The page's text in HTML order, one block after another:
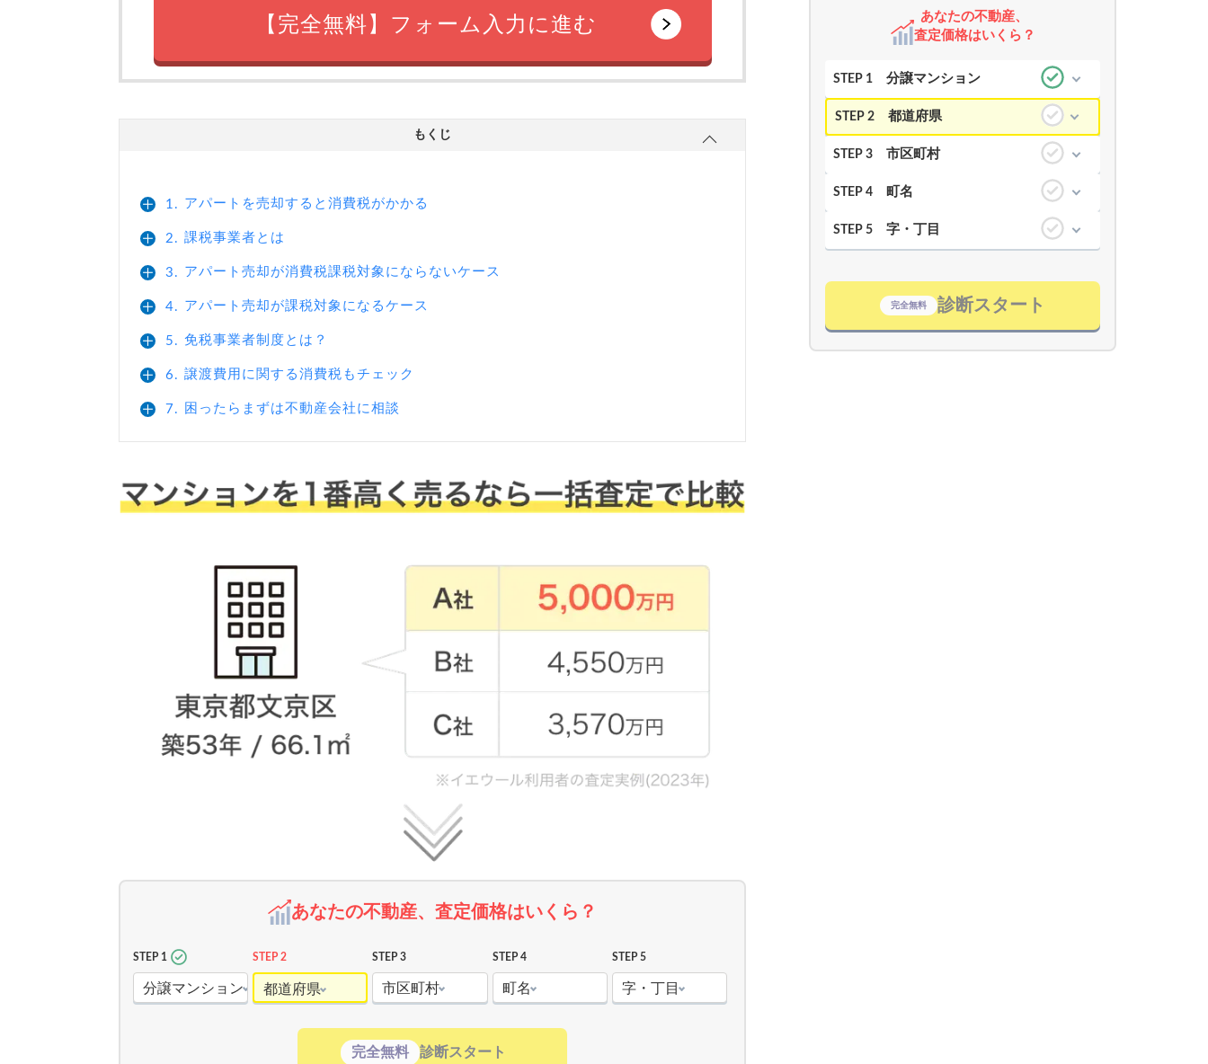
【完全無料】フォーム入力に進む
もくじ
1. アパートを売却すると消費税がかかる
2. 課税事業者とは
3. アパート売却が消費税課税対象にならないケース
4. アパート売却が課税対象になるケース
5. 免税事業者制度とは？
6. 譲渡費用に関する消費税もチェック
7. 困ったらまずは不動産会社に相談
あなたの不動産、査定価格はいくら？
STEP 1
分譲マンション
STEP 2
都道府県
STEP 3
市区町村
STEP 4
町名
STEP 5
字・丁目
完全無料 診断スタート
あなたの不動産、
査定価格はいくら？
STEP 1 分譲マンション
STEP 2 都道府県
STEP 3 市区町村
STEP 4 町名
STEP 5 字・丁目
完全無料 診断スタート